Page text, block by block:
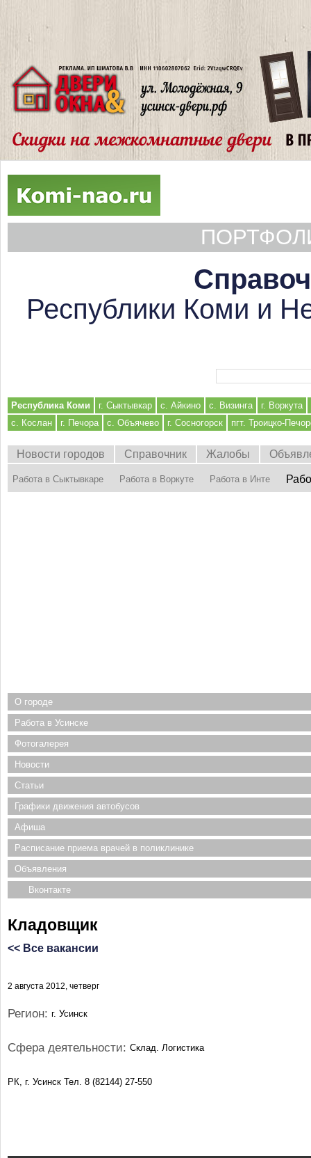
Республики Коми и
Республика Коми г. Сыктывкар с. Айкино с. Визинга
г. Воркута
с. Кослан
г. Печора с. Объячево г. Сосногорск пгт. Троицко-
Новости городов Справочник Жалобы
Работа в Сыктывкаре Работа в Воркуте Работа в Инте
О городе
Работа в Усинске
Фотогалерея
Новости
Статьи
Графики движения автобусов
Афиша
Расписание приема врачей в поликлинике
Объявления
Вконтакте
Кладовщик
<< Все вакансии
2 августа 2012, четверг
Регион: г. Усинск
Сфера деятельности: Склад. Логистика
РК, г. Усинск Тел. 8 (82144) 27-550